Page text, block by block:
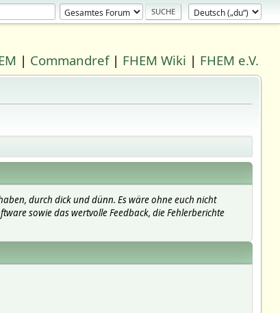
| Commandref| FHEM Wiki | FHEM e.V.
durch dick und dünn. Es wäre ohne euch nicht
sowie das wertvolle Feedback, die Fehlerberichte